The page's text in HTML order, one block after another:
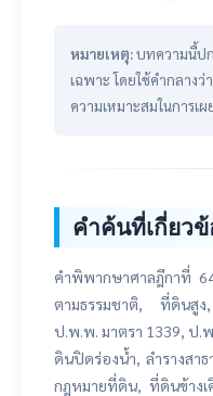
หมายเหตุ:บทความนี้ป
เฉพาะ โดยใช้คำกลาง
ความเหมาะสมในการเ
คำค้นที่เกี่ยวข้
คำพิพากษาศาลฎีกาที่
ตามธรรมชาติ, ที่ดินสู
ป.พ.พ. มาตรา 1339, ป.
ดินปิดร่องน้ำ, ลำรางสา
กฎหมายที่ดิน, ที่ดินข้าง